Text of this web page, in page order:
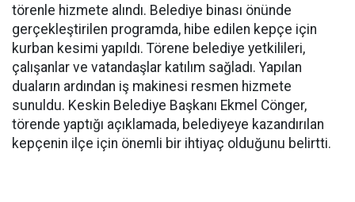
törenle hizmete alındı. Belediye binası önünde
gerçekleştirilen programda, hibe edilen kepçe için
kurban kesimi yapıldı. Törene belediye yetkilileri,
çalışanlar ve vatandaşlar katılım sağladı. Yapılan
duaların ardından iş makinesi resmen hizmete
sunuldu. Keskin Belediye Başkanı Ekmel Cönger,
törende yaptığı açıklamada, belediyeye kazandırılan
kepçenin ilçe için önemli bir ihtiyaç olduğunu belirtti.